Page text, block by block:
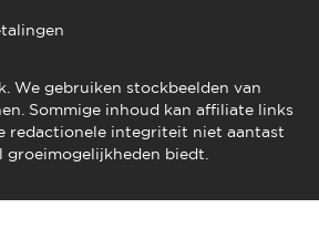
We gebruiken stockbeelden van
Sommige inhoud kan affiliate links
redactionele integriteit niet aantast
groeimogelijkheden biedt.